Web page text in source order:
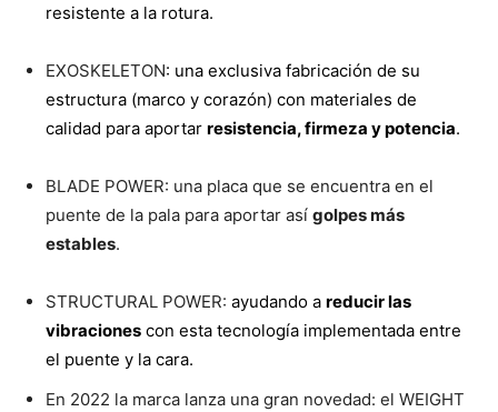
resistente a la rotura.
EXOSKELETON: una exclusiva fabricación de su
estructura (marco y corazón) con materiales de
calidad para aportar resistencia, firmeza y potencia.
BLADE POWER: una placa que se encuentra en el
puente de la pala para aportar así golpes más
estables.
STRUCTURAL POWER: ayudando a reducir las
vibraciones con esta tecnología implementada entre
el puente y la cara.
En 2022 la marca lanza una gran novedad: el WEIGHT